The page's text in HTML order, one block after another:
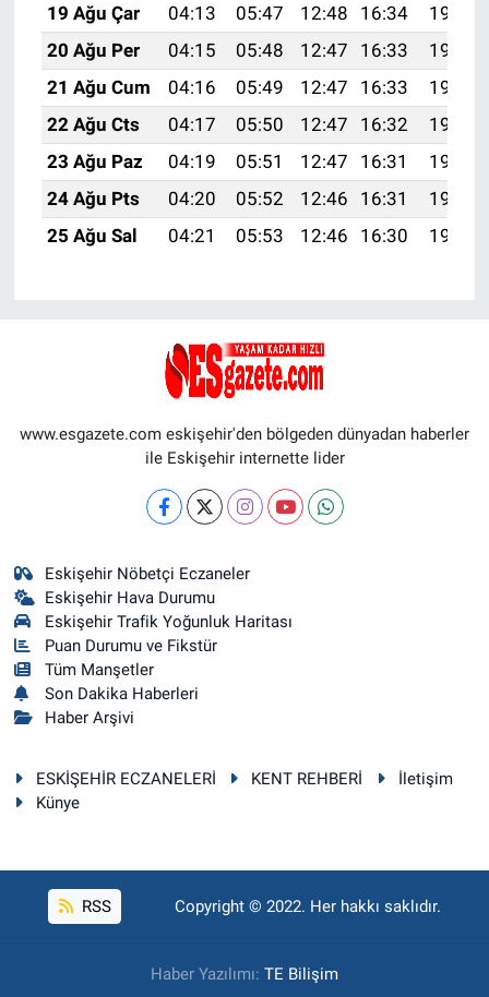
19 Ağu Çar
04:13 05:47 12:48 16:34
19:39
20 Ağu Per
04:15 05:48 12:47 16:33
19:37
21 Ağu Cum
04:16 05:49 12:47 16:33
19:36
22 Ağu Cts
04:17 05:50 12:47 16:32
19:34
23 Ağu Paz
04:19 05:51 12:47 16:31
19:33
24 Ağu Pts
04:20 05:52 12:46 16:31
19:31
25 Ağu Sal
04:21 05:53 12:46 16:30 19:30
www.esgazete.com eskişehir'den bölgeden dünyadan haberler
ile Eskişehir internette lider
Eskişehir Nöbetçi Eczaneler
Eskişehir Hava Durumu
Eskişehir Trafik Yoğunluk Haritası
Puan Durumu ve Fikstür
Tüm Manşetler
Son Dakika Haberleri
Haber Arşivi
ESKİŞEHİR ECZANELERİ KENT REHBERİ
İletişim
Künye
RSS Copyright © 2022. Her hakkı saklıdır.
Haber Yazılımı: TE Bilişim